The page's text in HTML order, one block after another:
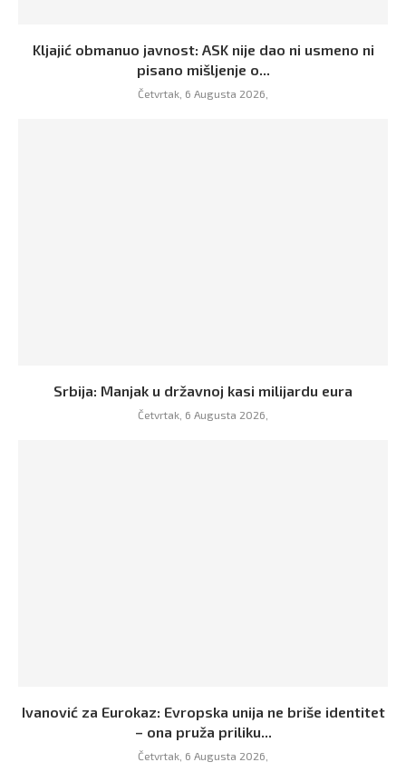
Kljajić obmanuo javnost: ASK nije dao ni usmeno ni
pisano mišljenje o...
Četvrtak, 6 Augusta 2026,
Srbija: Manjak u državnoj kasi milijardu eura
Četvrtak, 6 Augusta 2026,
Ivanović za Eurokaz: Evropska unija ne briše identitet
– ona pruža priliku...
Četvrtak, 6 Augusta 2026,